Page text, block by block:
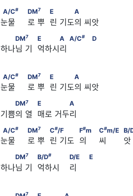
A/C# DM
A/C# DM7 E A
눈물     로 뿌  린 기도의 씨앗
DM7 E   A       A/C
DM7 E A A/C# D
하나님 기  억하시리
A/C# DM
A/C# DM7 E A
눈물     로 뿌  린 기도의 씨앗
DM7 E          A
DM7 E A
기쁨의 열  매로 거두리
A/C# DM
A/C# DM7 C#/F F#m C#m/E B/
눈물     로 뿌  린 기도  의     씨       앗
DM7 B/D D/E
DM7 B/D# D/E E
하나님 기  억하시    리
7 7